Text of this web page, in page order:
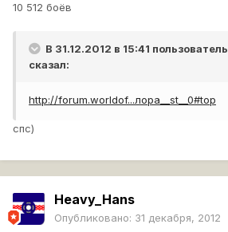
10 512 боёв
В 31.12.2012 в 15:41 пользователь
сказал:
http://forum.worldof...лора__st__0#top
спс)
Heavy_Hans
Опубликовано: 31 декабря, 2012